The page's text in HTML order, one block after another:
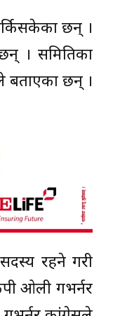
छन् ।
। समितिका
बताएका छन् ।
रहने गरी
ओली गभर्नर